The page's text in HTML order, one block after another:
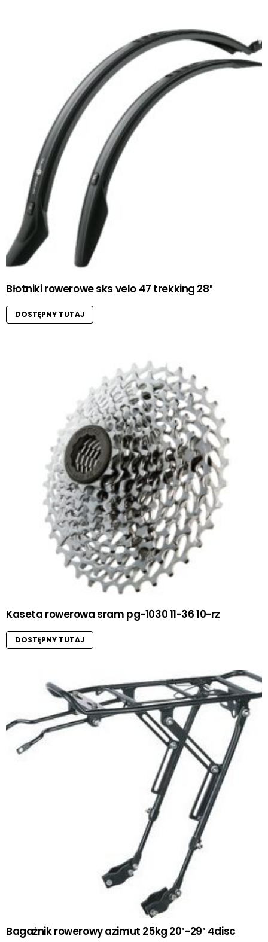
Błotniki rowerowe sks velo 47 trekking 28″
DOSTĘPNY TUTAJ
Kaseta rowerowa sram pg-1030 11-36 10-rz
DOSTĘPNY TUTAJ
Bagażnik rowerowy azimut 25kg 20″-29″ 4disc